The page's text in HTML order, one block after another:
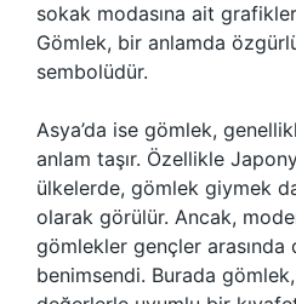
sokak modasına ait
Gömlek, bir anlamda
sembolüdür.
Asya’da ise gömlek,
anlam taşır. Özellikle
ülkelerde, gömlek giymek
olarak görülür. Ancak,
gömlekler gençler arasında
benimsendi. Burada